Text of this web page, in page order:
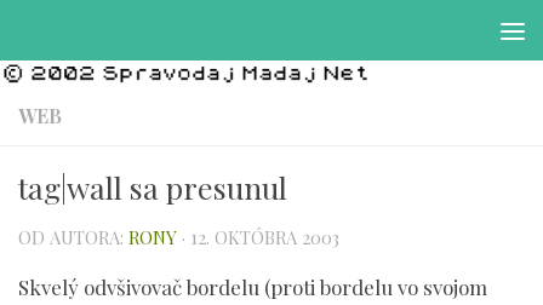
WEB
tag|wall sa presunul
OD AUTORA: RONY · 12. OKTÓBRA 2003
Skvelý odvšivovač bordelu (proti bordelu vo svojom